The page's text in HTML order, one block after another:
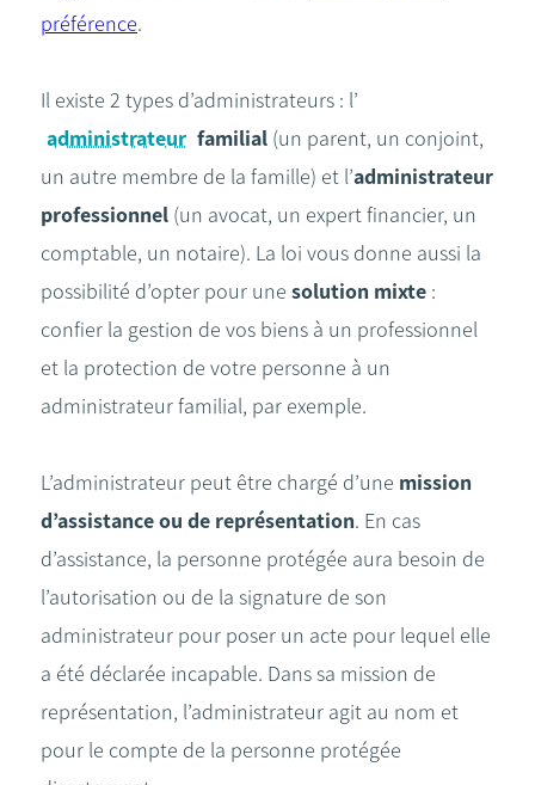
préférence.
Il existe 2 types d’administrateurs : l’
administrateur familial (un parent, un conjoint,
un autre membre de la famille) et l’administrateur
professionnel (un avocat, un expert financier, un
comptable, un notaire). La loi vous donne aussi la
possibilité d’opter pour une solution mixte :
confier la gestion de vos biens à un professionnel
et la protection de votre personne à un
administrateur familial, par exemple.
L’administrateur peut être chargé d’une mission
d’assistance ou de représentation. En cas
d’assistance, la personne protégée aura besoin de
l’autorisation ou de la signature de son
administrateur pour poser un acte pour lequel elle
a été déclarée incapable. Dans sa mission de
représentation, l’administrateur agit au nom et
pour le compte de la personne protégée